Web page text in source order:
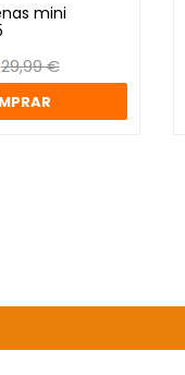
mini
29,99 €